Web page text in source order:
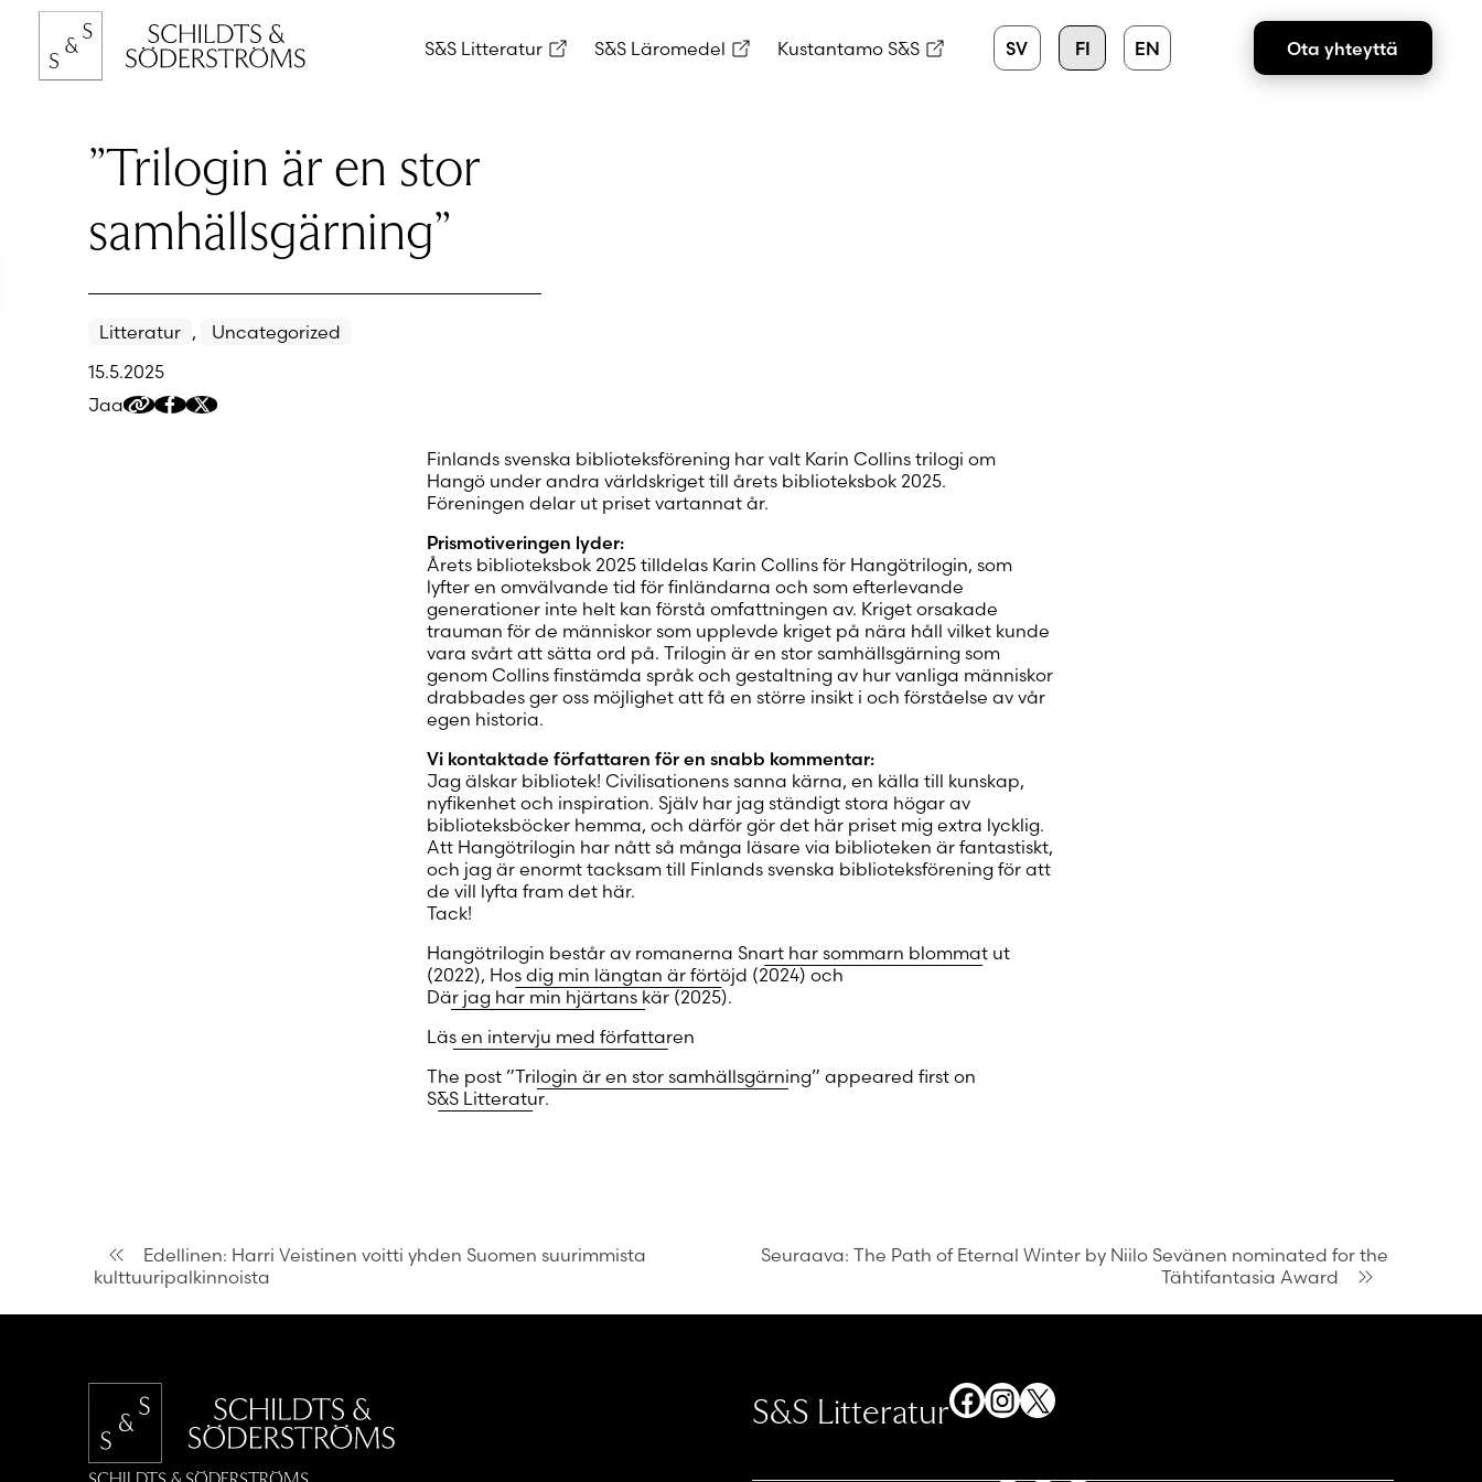
Hyppää
sisältöön
S&S Litteratur S&S Läromedel Kustantamo S&S SV FI EN Ota yhteyttä
”Trilogin är en stor
samhällsgärning”
Litteratur ,
Uncategorized
15.5.2025
Jaa
Kopioi
JaaJaa
Finlands svenska biblioteksförening har valt Karin Collins trilogi om
Hangö under andra världskriget till årets biblioteksbok 2025.
Föreningen delar ut priset vartannat år.
Prismotiveringen lyder:
Årets biblioteksbok 2025 tilldelas Karin Collins för Hangötrilogin, som
lyfter en omvälvande tid för finländarna och som efterlevande
generationer inte helt kan förstå omfattningen av. Kriget orsakade
trauman för de människor som upplevde kriget på nära håll vilket kunde
vara svårt att sätta ord på. Trilogin är en stor samhällsgärning som
genom Collins finstämda språk och gestaltning av hur vanliga människor
drabbades ger oss möjlighet att få en större insikt i och förståelse av vår
egen historia.
Vi kontaktade författaren för en snabb kommentar:
Jag älskar bibliotek! Civilisationens sanna kärna, en källa till kunskap,
nyfikenhet och inspiration. Själv har jag ständigt stora högar av
biblioteksböcker hemma, och därför gör det här priset mig extra lycklig.
Att Hangötrilogin har nått så många läsare via biblioteken är fantastiskt,
och jag är enormt tacksam till Finlands svenska biblioteksförening för att
de vill lyfta fram det här.
Tack!
Hangötrilogin består av romanerna Snart har sommarn blommat ut
(2022), Hos dig min längtan är förtöjd (2024) och
Där jag har min hjärtans kär(2025).
Läs en intervju med författaren
The post ”Trilogin är en stor samhällsgärning” appeared first on
S&S Litteratur.
Artikkelien
selaus
Edellinen: Harri Veistinen voitti yhden Suomen suurimmista
kulttuuripalkinnoista
Seuraava: The Path of Eternal Winter by Niilo Sevänen nominated for the
Tähtifantasia Award
S&S Litteratur Facebook
Instagram
X